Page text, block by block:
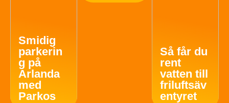
Smidig
parkerin
g på
Arlanda
med
Parkos
Så får du
rent
vatten till
friluftsäv
entyret